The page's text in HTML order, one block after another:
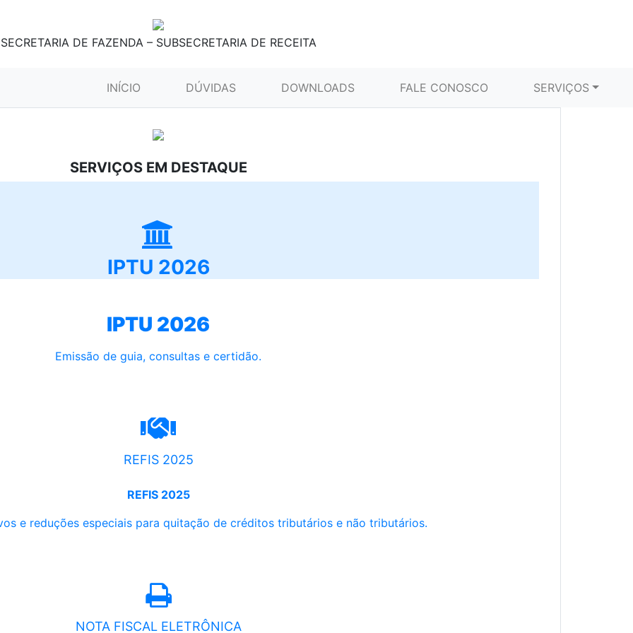
SECRETARIA DE FAZENDA – SUBSECRETARIA DE RECEITA
INÍCIO (CURRENT)DÚVIDAS DOWNLOADS FALE CONOSCO SERVIÇOS
SERVIÇOS EM DESTAQUE
IPTU 2026
IPTU 2026
Emissão de guia, consultas e certidão.
REFIS 2025
REFIS 2025
e reduções especiais para quitação de créditos tributários e não tributários.
NOTA FISCAL ELETRÔNICA